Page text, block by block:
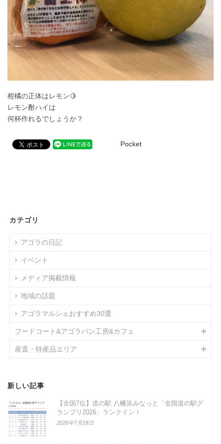
柑橘の正体はレモン🍋
レモン酎ハイは
何杯作れるでしょうか？
Pocket
カテゴリ
アゴラの日記
イベント
メディア掲載情報
地域の話題
アゴラマルシェおすすめ30選
フードコート&アゴラパン工房&カフェ
産直・特産品エリア
新しい記事
【全国7位】道の駅 八幡浜みなっと「全国道の駅グ
ランプリ2026」ランクイン！
2026年7月18日